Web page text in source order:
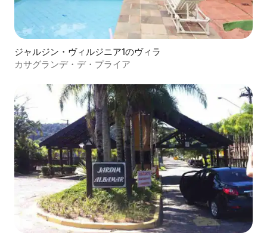
ジャルジン・ヴィルジニア1のヴィラ
カサグランデ・デ・プライア